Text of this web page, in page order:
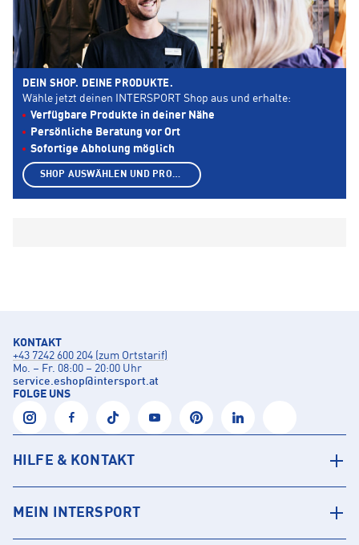
DEIN SHOP. DEINE PRODUKTE.
Wähle jetzt deinen INTERSPORT Shop aus und erhalte:
Verfügbare Produkte in deiner Nähe
Persönliche Beratung vor Ort
Sofortige Abholung möglich
SHOP AUSWÄHLEN UND PRODUKTE ANZEIGEN
KONTAKT
+43 7242 600 204 (zum Ortstarif)
Mo. – Fr. 08:00 – 20:00 Uhr
service.eshop@intersport.at
FOLGE UNS
HILFE & KONTAKT
MEIN INTERSPORT